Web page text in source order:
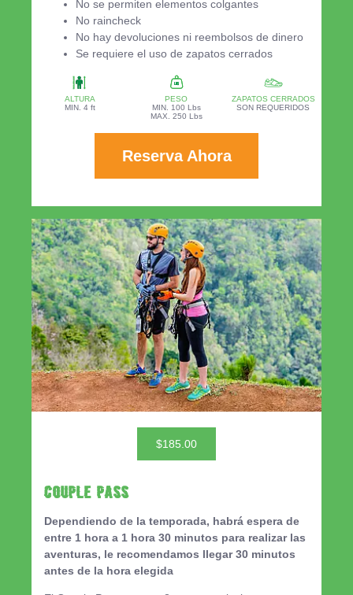
No se permiten elementos colgantes
No raincheck
No hay devoluciones ni reembolsos de dinero
Se requiere el uso de zapatos cerrados
ALTURA
MIN. 4 ft
PESO
MIN. 100 Lbs
MAX. 250 Lbs
ZAPATOS CERRADOS
SON REQUERIDOS
Reserva Ahora
$185.00
Couple Pass
Dependiendo de la temporada, habrá espera de
entre 1 hora a 1 hora 30 minutos para realizar las
aventuras, le recomendamos llegar 30 minutos
antes de la hora elegida